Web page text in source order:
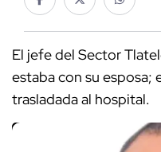
El jefe del Sector
estaba con su esposa;
trasladada al hospital.